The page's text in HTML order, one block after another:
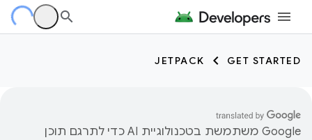
GET STARTED
JETPACK
‫Google משתמשת בטכנולוגיית AI כדי לתרגם תוכן